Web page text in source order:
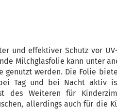
und effektiver Schutz vor
Milchglasfolie kann unter
genutzt werden. Die Folie
Tag und bei Nacht aktiv
des Weiteren für
allerdings auch für die